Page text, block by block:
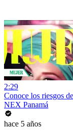
2:29
Conoce los riesgos
NEX Panamá
hace 5 años